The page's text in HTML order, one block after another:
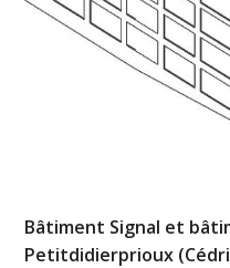
Bâtiment Signal et
Petitdidierprioux